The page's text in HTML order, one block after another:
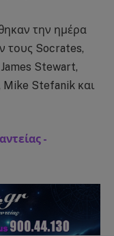
την ημέρα
τους Socrates,
Stewart,
Mike Stefanik και
-